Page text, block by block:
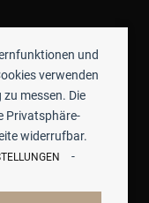
und
verwenden
messen. Die
Privatsphäre-
widerrufbar.
-